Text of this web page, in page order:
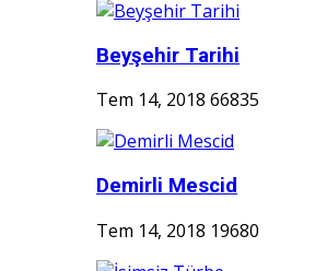
Beyşehir Tarihi
Tem 14, 2018 66835
Demirli Mescid
Tem 14, 2018 19680